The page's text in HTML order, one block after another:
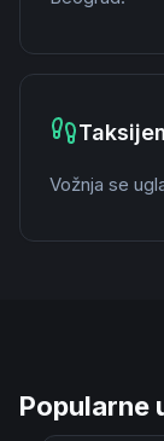
Vožnja se
Popularne